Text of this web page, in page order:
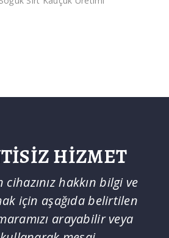
HIZMET
cihazınız hakkın bilgi ve
için aşağıda belirtilen
arayabilir veya